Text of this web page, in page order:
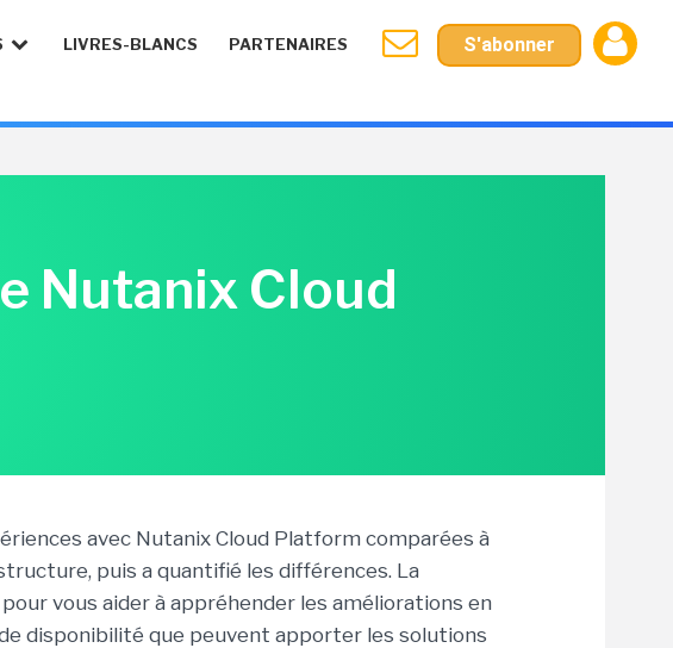
LIVRES-BLANCS PARTENAIRES S'abonner
Nutanix Cloud
avec Nutanix Cloud Platform comparées à
puis a quantifié les différences. La
vous aider à appréhender les améliorations en
disponibilité que peuvent apporter les solutions